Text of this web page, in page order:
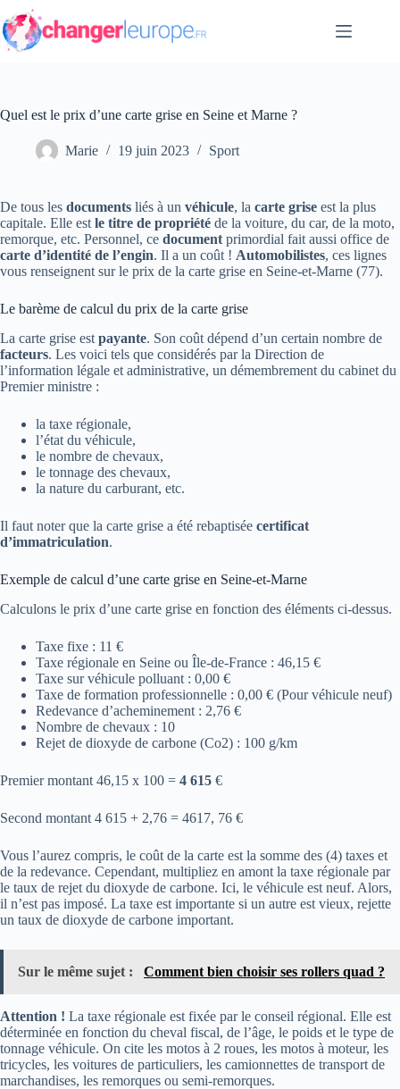
Passer
au
contenu
Quel est le prix d’une carte grise en Seine et Marne ?
Marie 19 juin 2023 Sport
De tous les documents liés à un véhicule, la carte grise est la plus
capitale. Elle est le titre de propriété de la voiture, du car, de la moto,
remorque, etc. Personnel, ce document primordial fait aussi office de
carte d’identité de l’engin. Il a un coût ! Automobilistes, ces lignes
vous renseignent sur le prix de la carte grise en Seine-et-Marne (77).
Le barème de calcul du prix de la carte grise
La carte grise est payante. Son coût dépend d’un certain nombre de
facteurs. Les voici tels que considérés par la Direction de
l’information légale et administrative, un démembrement du cabinet du
Premier ministre :
la taxe régionale,
l’état du véhicule,
le nombre de chevaux,
le tonnage des chevaux,
la nature du carburant, etc.
Il faut noter que la carte grise a été rebaptisée certificat
d’immatriculation.
Exemple de calcul d’une carte grise en Seine-et-Marne
Calculons le prix d’une carte grise en fonction des éléments ci-dessus.
Taxe fixe : 11 €
Taxe régionale en Seine ou Île-de-France : 46,15 €
Taxe sur véhicule polluant : 0,00 €
Taxe de formation professionnelle : 0,00 € (Pour véhicule neuf)
Redevance d’acheminement : 2,76 €
Nombre de chevaux : 10
Rejet de dioxyde de carbone (Co2) : 100 g/km
Premier montant 46,15 x 100 = 4 615 €
Second montant 4 615 + 2,76 = 4617, 76 €
Vous l’aurez compris, le coût de la carte est la somme des (4) taxes et
de la redevance. Cependant, multipliez en amont la taxe régionale par
le taux de rejet du dioxyde de carbone. Ici, le véhicule est neuf. Alors,
il n’est pas imposé. La taxe est importante si un autre est vieux, rejette
un taux de dioxyde de carbone important.
Sur le même sujet : Comment bien choisir ses rollers quad ?
Attention ! La taxe régionale est fixée par le conseil régional. Elle est
déterminée en fonction du cheval fiscal, de l’âge, le poids et le type de
tonnage véhicule. On cite les motos à 2 roues, les motos à moteur, les
tricycles, les voitures de particuliers, les camionnettes de transport de
marchandises, les remorques ou semi-remorques.